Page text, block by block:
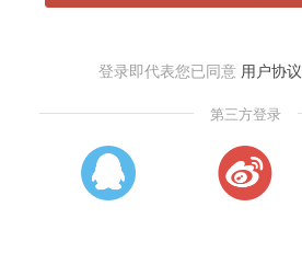
登录即代表您已同意 用户协议
第三方登录